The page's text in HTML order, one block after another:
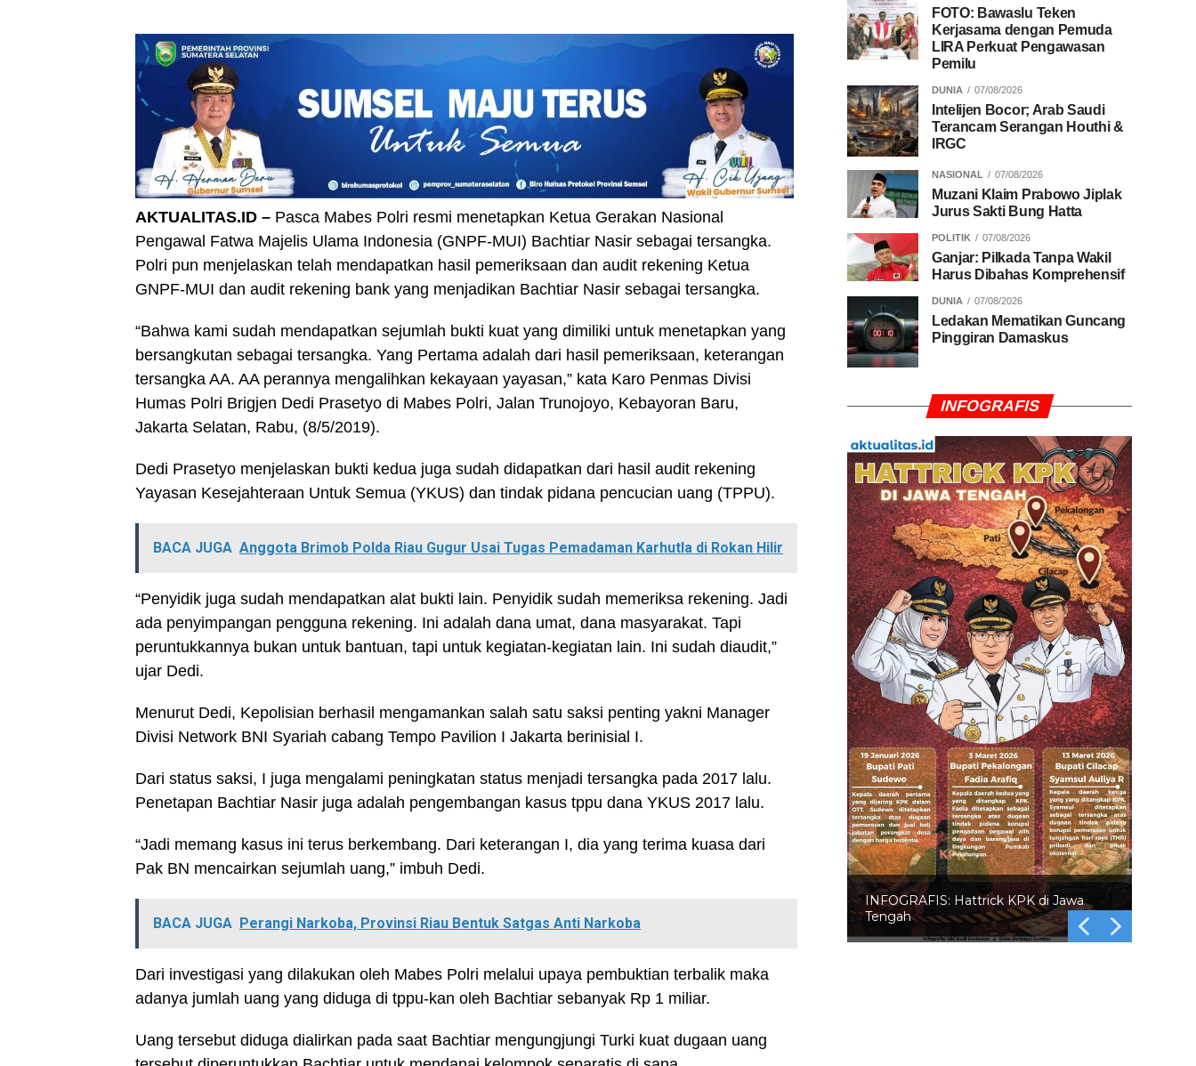
AKTUALITAS.ID – Pasca Mabes Polri resmi menetapkan Ketua Gerakan Nasional
Pengawal Fatwa Majelis Ulama Indonesia (GNPF-MUI) Bachtiar Nasir sebagai tersangka.
Polri pun menjelaskan telah mendapatkan hasil pemeriksaan dan audit rekening Ketua
GNPF-MUI dan audit rekening bank yang menjadikan Bachtiar Nasir sebagai tersangka.
“Bahwa kami sudah mendapatkan sejumlah bukti kuat yang dimiliki untuk menetapkan yang
bersangkutan sebagai tersangka. Yang Pertama adalah dari hasil pemeriksaan, keterangan
tersangka AA. AA perannya mengalihkan kekayaan yayasan,” kata Karo Penmas Divisi
Humas Polri Brigjen Dedi Prasetyo di Mabes Polri, Jalan Trunojoyo, Kebayoran Baru,
Jakarta Selatan, Rabu, (8/5/2019).
Dedi Prasetyo menjelaskan bukti kedua juga sudah didapatkan dari hasil audit rekening
Yayasan Kesejahteraan Untuk Semua (YKUS) dan tindak pidana pencucian uang (TPPU).
BACA JUGA Anggota Brimob Polda Riau Gugur Usai Tugas Pemadaman Karhutla di Rokan Hilir
“Penyidik juga sudah mendapatkan alat bukti lain. Penyidik sudah memeriksa rekening. Jadi
ada penyimpangan pengguna rekening. Ini adalah dana umat, dana masyarakat. Tapi
peruntukkannya bukan untuk bantuan, tapi untuk kegiatan-kegiatan lain. Ini sudah diaudit,”
ujar Dedi.
Menurut Dedi, Kepolisian berhasil mengamankan salah satu saksi penting yakni Manager
Divisi Network BNI Syariah cabang Tempo Pavilion I Jakarta berinisial I.
Dari status saksi, I juga mengalami peningkatan status menjadi tersangka pada 2017 lalu.
Penetapan Bachtiar Nasir juga adalah pengembangan kasus tppu dana YKUS 2017 lalu.
“Jadi memang kasus ini terus berkembang. Dari keterangan I, dia yang terima kuasa dari
Pak BN mencairkan sejumlah uang,” imbuh Dedi.
BACA JUGA Perangi Narkoba, Provinsi Riau Bentuk Satgas Anti Narkoba
Dari investigasi yang dilakukan oleh Mabes Polri melalui upaya pembuktian terbalik maka
adanya jumlah uang yang diduga di tppu-kan oleh Bachtiar sebanyak Rp 1 miliar.
Uang tersebut diduga dialirkan pada saat Bachtiar mengungjungi Turki kuat dugaan uang
FOTO: Bawaslu Teken
Kerjasama dengan Pemuda
LIRA Perkuat Pengawasan
Pemilu
DUNIA 07/08/2026
Intelijen Bocor; Arab Saudi
Terancam Serangan Houthi &
IRGC
NASIONAL 07/08/2026
Muzani Klaim Prabowo Jiplak
Jurus Sakti Bung Hatta
POLITIK 07/08/2026
Ganjar: Pilkada Tanpa Wakil
Harus Dibahas Komprehensif
DUNIA 07/08/2026
Ledakan Mematikan Guncang
Pinggiran Damaskus
INFOGRAFIS
INFOGRAFIS: 5 Anggota DPR
Dinonaktifkan